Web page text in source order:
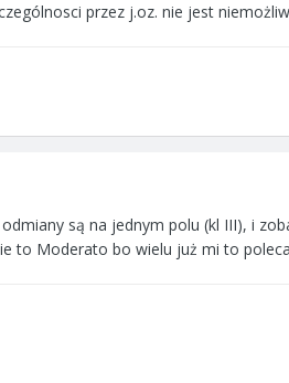
przez j.oz. nie jest
są na jednym polu (kl III), i
to Moderato bo wielu już mi to